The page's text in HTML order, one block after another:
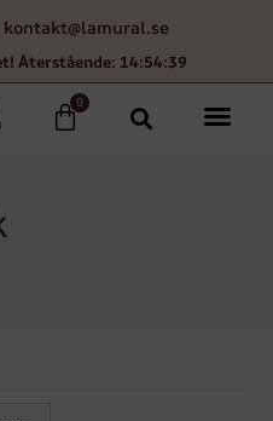
kontakt@lamural.se
Återstående: 14:54:36
0